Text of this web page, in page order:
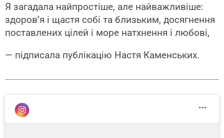
Я загадала найпростіше, але найважливіше:
здоров’я і щастя собі та близьким, досягнення
поставлених цілей і море натхнення і любові,
— підписала публікацію Настя Каменських.